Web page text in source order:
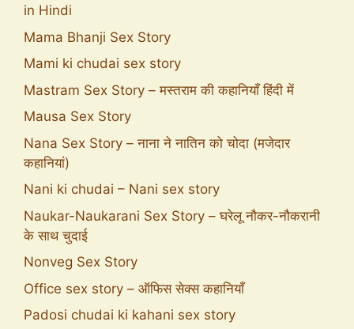
in Hindi
Mama Bhanji Sex Story
Mami ki chudai sex story
Mastram Sex Story – मस्तराम की कहानियाँ हिंदी में
Mausa Sex Story
Nana Sex Story – नाना ने नातिन को चोदा (मजेदार
कहानियां)
Nani ki chudai – Nani sex story
Naukar-Naukarani Sex Story – घरेलू नौकर-नौकरानी
के साथ चुदाई
Nonveg Sex Story
Office sex story – ऑफिस सेक्स कहानियाँ
Padosi chudai ki kahani sex story